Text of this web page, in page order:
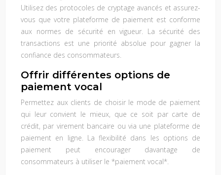
Utilisez des protocoles de cryptage avancés et assurez-
vous que votre plateforme de paiement est conforme
aux normes de sécurité en vigueur. La sécurité des
transactions est une priorité absolue pour gagner la
confiance des consommateurs.
Offrir différentes options de
paiement vocal
Permettez aux clients de choisir le mode de paiement
qui leur convient le mieux, que ce soit par carte de
crédit, par virement bancaire ou via une plateforme de
paiement en ligne. La flexibilité dans les options de
paiement peut encourager davantage de
consommateurs à utiliser le *paiement vocal*.